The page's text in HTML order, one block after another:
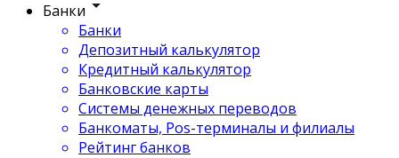
Банки
Банки
Депозитный калькулятор
Кредитный калькулятор
Банковские карты
Системы денежных переводов
Банкоматы, Pos-терминалы и филиалы
Рейтинг банков